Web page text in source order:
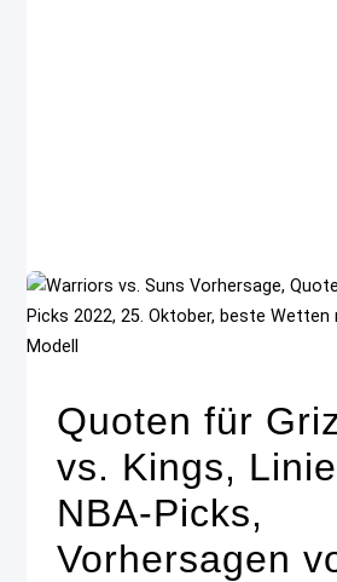
Quoten für
vs. Kings,
NBA-Picks,
Vorhersagen